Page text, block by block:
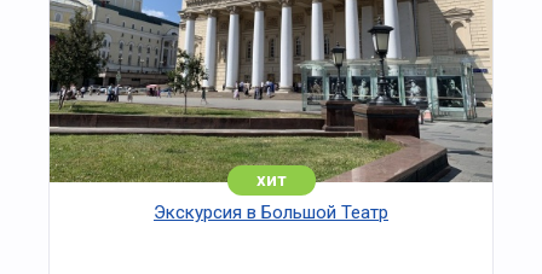
хит
Экскурсия в Большой Театр